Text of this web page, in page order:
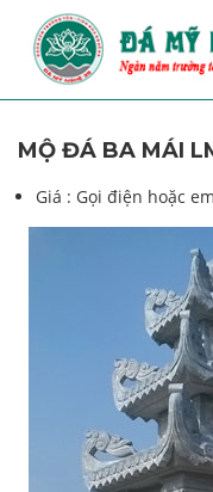
MỘ ĐÁ BA MÁI
Giá : Gọi điện hoặc